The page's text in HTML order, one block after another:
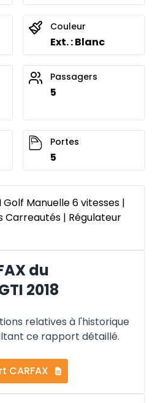
Couleur
Ext. : Blanc
Passagers
5
Portes
5
Golf Manuelle 6 vitesses |
Carreautés | Régulateur
du
2018
relatives à l'historique
ce rapport détaillé.
CARFAX